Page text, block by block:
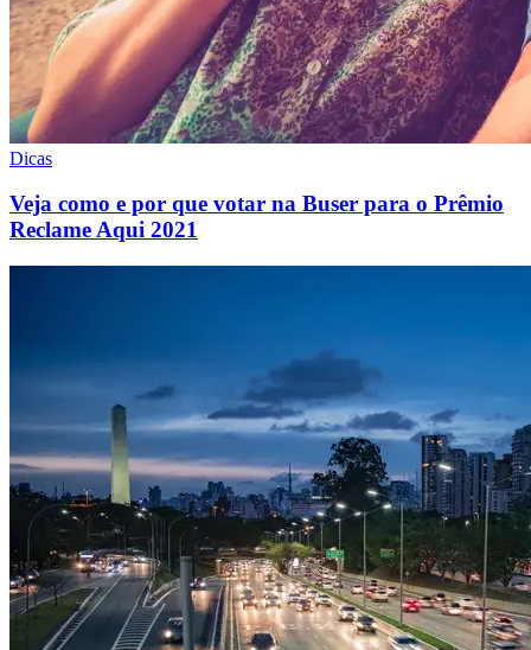
Dicas
Veja como e por que votar na Buser para o Prêmio
Reclame Aqui 2021